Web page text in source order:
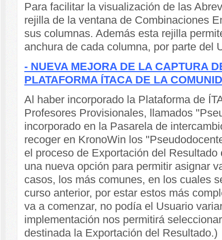
Para facilitar la visualización de las
rejilla de la ventana de Combinaciones
sus columnas. Además esta rejilla
anchura de cada columna, por parte del
- NUEVA MEJORA DE LA CAPTURA
PLATAFORMA ÍTACA DE LA
Al haber incorporado la Plataforma de
Profesores Provisionales, llamados
incorporado en la Pasarela de
recoger en KronoWin los
el proceso de Exportación del
una nueva opción para permitir asignar
casos, los más comunes, en los cuales
curso anterior, por estar estos más
va a comenzar, no podía el Usuario
implementación nos permitirá
destinada la Exportación del Resultado.)